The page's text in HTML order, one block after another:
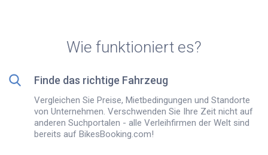
Wie funktioniert es?
Finde das richtige Fahrzeug
Vergleichen Sie Preise, Mietbedingungen und Standorte
von Unternehmen. Verschwenden Sie Ihre Zeit nicht auf
anderen Suchportalen - alle Verleihfirmen der Welt sind
bereits auf BikesBooking.com!